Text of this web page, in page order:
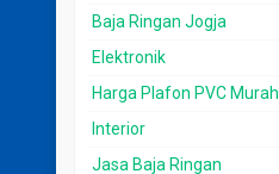
Baja Ringan Jogja
Elektronik
Harga Plafon PVC Murah
Interior
Jasa Baja Ringan